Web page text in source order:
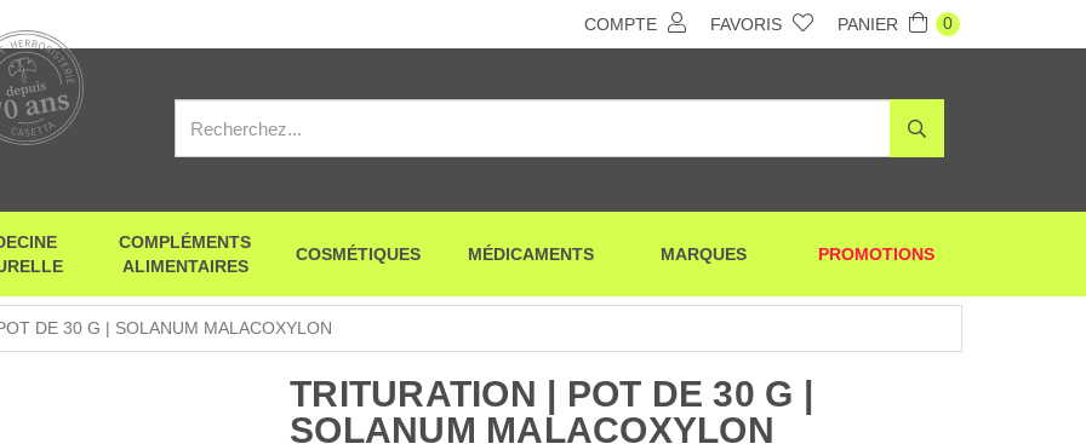
COMPTE FAVORIS PANIER 0
COMPLÉMENTS
ALIMENTAIRES
COSMÉTIQUES MÉDICAMENTS MARQUES PROMOTIONS
DE 30 G | SOLANUM MALACOXYLON
TRITURATION | POT DE 30 G |
SOLANUM MALACOXYLON